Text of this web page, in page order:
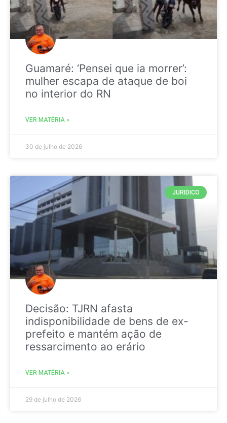
Guamaré: ‘Pensei que ia morrer’:
mulher escapa de ataque de boi
no interior do RN
VER MATÉRIA »
30 de julho de 2026
JURIDICO
Decisão: TJRN afasta
indisponibilidade de bens de ex-
prefeito e mantém ação de
ressarcimento ao erário
VER MATÉRIA »
29 de julho de 2026